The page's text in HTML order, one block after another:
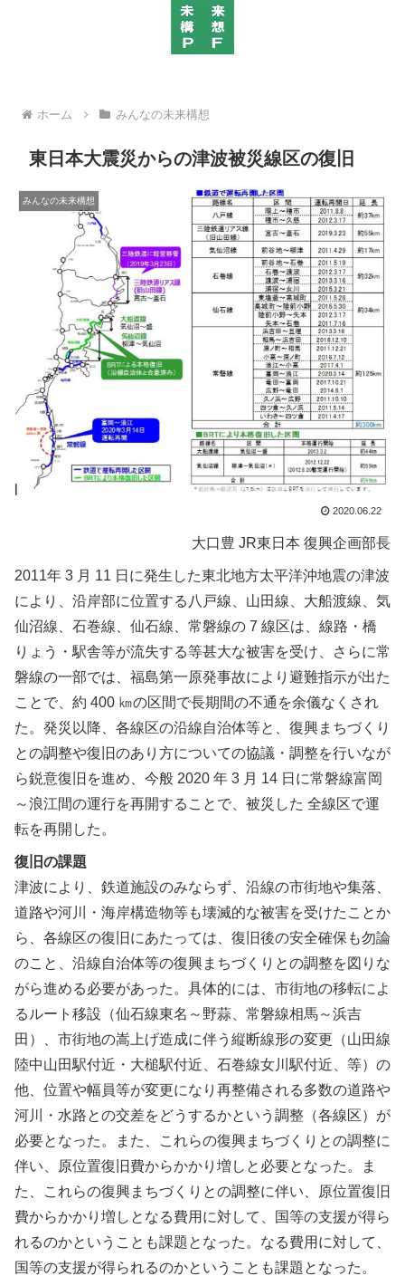
ホーム みんなの未来構想
東日本大震災からの津波被災線区の復旧
みんなの未来構想
2020.06.22
大口豊 JR東日本 復興企画部長
2011年 3 月 11 日に発生した東北地方太平洋沖地震の津波
により、沿岸部に位置する八戸線、山田線、大船渡線、気
仙沼線、石巻線、仙石線、常磐線の 7 線区は、線路・橋
りょう・駅舎等が流失する等甚大な被害を受け、さらに常
磐線の一部では、福島第一原発事故により避難指示が出た
ことで、約 400 ㎞の区間で長期間の不通を余儀なくされ
た。発災以降、各線区の沿線自治体等と、復興まちづくり
との調整や復旧のあり方についての協議・調整を行いなが
ら鋭意復旧を進め、今般 2020 年 3 月 14 日に常磐線富岡
～浪江間の運行を再開することで、被災した 全線区で運
転を再開した。
復旧の課題
津波により、鉄道施設のみならず、沿線の市街地や集落、
道路や河川・海岸構造物等も壊滅的な被害を受けたことか
ら、各線区の復旧にあたっては、復旧後の安全確保も勿論
のこと、沿線自治体等の復興まちづくりとの調整を図りな
がら進める必要があった。具体的には、市街地の移転によ
るルート移設（仙石線東名～野蒜、常磐線相馬～浜吉
田）、市街地の嵩上げ造成に伴う縦断線形の変更（山田線
陸中山田駅付近・大槌駅付近、石巻線女川駅付近、等）の
他、位置や幅員等が変更になり再整備される多数の道路や
河川・水路との交差をどうするかという調整（各線区）が
必要となった。また、これらの復興まちづくりとの調整に
伴い、原位置復旧費からかかり増しと必要となった。ま
た、これらの復興まちづくりとの調整に伴い、原位置復旧
費からかかり増しとなる費用に対して、国等の支援が得ら
れるのかということも課題となった。なる費用に対して、
国等の支援が得られるのかということも課題となった。